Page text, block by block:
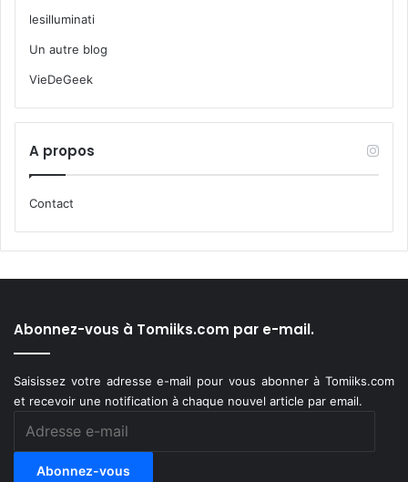
lesilluminati
Un autre blog
VieDeGeek
A propos
Contact
Abonnez-vous à Tomiiks.com par e-mail.
Saisissez votre adresse e-mail pour vous abonner à Tomiiks.com
et recevoir une notification à chaque nouvel article par email.
Abonnez-vous